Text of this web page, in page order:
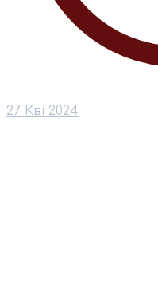
27 Кві 2024